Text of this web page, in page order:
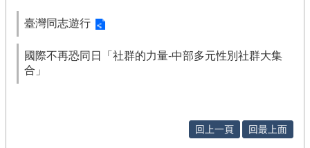
臺灣同志遊行
國際不再恐同日「社群的力量-中部多元性別社群大集
合」
回上一頁 回最上面